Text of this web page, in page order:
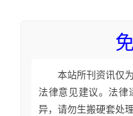
本站所刊资讯仅
法律意见建议。法律
异，请勿生搬硬套处